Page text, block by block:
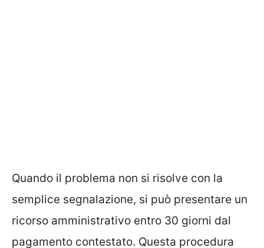
Quando il problema non si risolve con la
semplice segnalazione, si può presentare un
ricorso amministrativo entro 30 giorni dal
pagamento contestato. Questa procedura